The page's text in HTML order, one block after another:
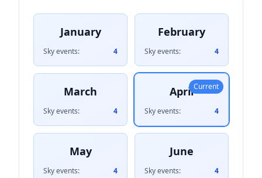
January
Sky events: 4
February
Sky events: 4
March
Sky events: 4
April
Sky events: 4
Current
May
Sky events: 4
June
Sky events: 4